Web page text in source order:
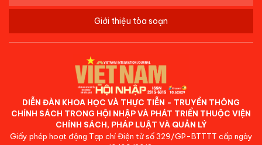
Giới thiệu tòa soạn
DIỄN ĐÀN KHOA HỌC VÀ THỰC TIỄN - TRUYỀN THÔNG
CHÍNH SÁCH TRONG HỘI NHẬP VÀ PHÁT TRIỂN THUỘC VIỆN
CHÍNH SÁCH, PHÁP LUẬT VÀ QUẢN LÝ
Giấy phép hoạt động Tạp chí Điện tử số 329/GP-BTTTT cấp ngày